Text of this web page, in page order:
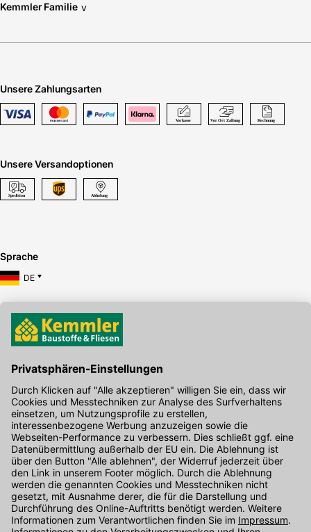
Kemmler Familie v
Unsere Zahlungsarten
Unsere Versandoptionen
Sprache
DE
Hier gibt's die kostenlose App
Kontakt
Unser Onlineshop Team ist montags bis freitags von 08:00 - 17:00
Uhr unter der Telefonnummer07071 / 151-151 für Sie erreichbar.
Alternativ können Sie unser Kontaktformular nutzen.
Den Kontakt direkt in unsere Niederlassungen finden Sie hier.